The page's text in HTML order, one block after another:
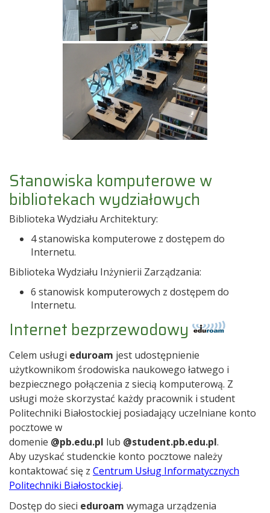
Stanowiska komputerowe w
bibliotekach wydziałowych
Biblioteka Wydziału Architektury:
4 stanowiska komputerowe z dostępem do
Internetu.
Biblioteka Wydziału Inżynierii Zarządzania:
6 stanowisk komputerowych z dostępem do
Internetu.
Internet bezprzewodowy
Celem usługi eduroam jest udostępnienie
użytkownikom środowiska naukowego łatwego i
bezpiecznego połączenia z siecią komputerową. Z
usługi może skorzystać każdy pracownik i student
Politechniki Białostockiej posiadający uczelniane konto
pocztowe w
domenie @pb.edu.pl lub @student.pb.edu.pl.
Aby uzyskać studenckie konto pocztowe należy
kontaktować się z Centrum Usług Informatycznych
Politechniki Białostockiej.
Dostęp do sieci eduroam wymaga urządzenia